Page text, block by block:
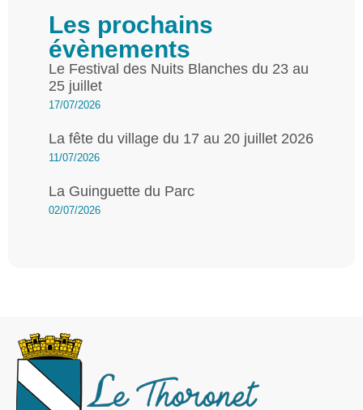
Les prochains
évènements
Le Festival des Nuits Blanches du 23 au
25 juillet
17/07/2026
La fête du village du 17 au 20 juillet 2026
11/07/2026
La Guinguette du Parc
02/07/2026